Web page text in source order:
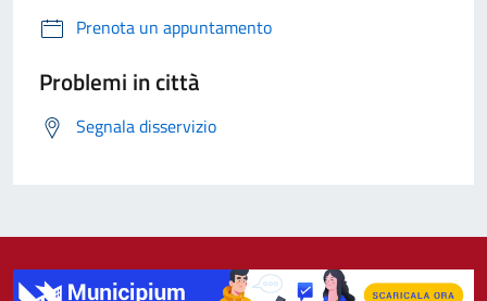
Prenota un appuntamento
Problemi in città
Segnala disservizio